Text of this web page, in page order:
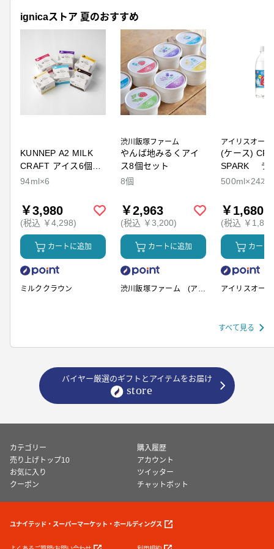
ignicaストア 夏のおすすめ
KUNNEP A2 MILK
CRAFT アイス6個セ
ット
94ml×6
￥3,980
(税込 ￥4,298)
カートに追加
ミルククラウン
渋川飯塚ファーム
やんば地みるくアイ
ス8個セット
8個
￥2,963
(税込 ￥3,200)
カートに追加
渋川飯塚ファーム (アイ
アイリスオーヤ
(ケース)
SPARK ラ
500ml×24本
￥1,680
(税込 ￥
カート
アイリスオー
すべて見る
バイヤー厳選のギフトとアイテムをお届け
カテゴリー
購入履歴
売り上げトップ10
アカウント
お気に入り
ツイッター
クーポン
チャットボット
ユナイテッド・スーパーマーケット・ホールディングス